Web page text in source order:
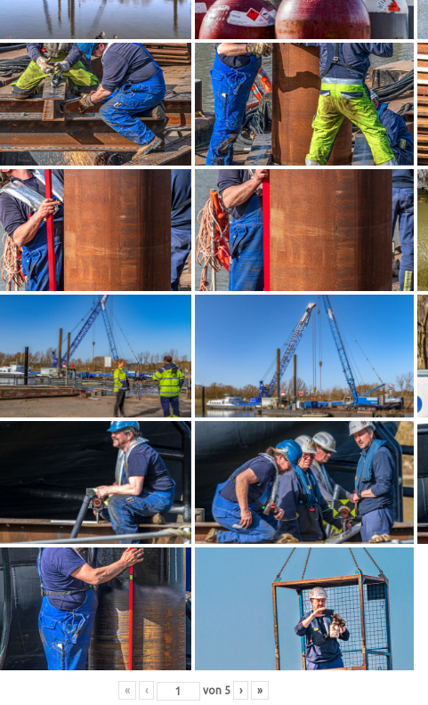
« ‹ von 5 › »